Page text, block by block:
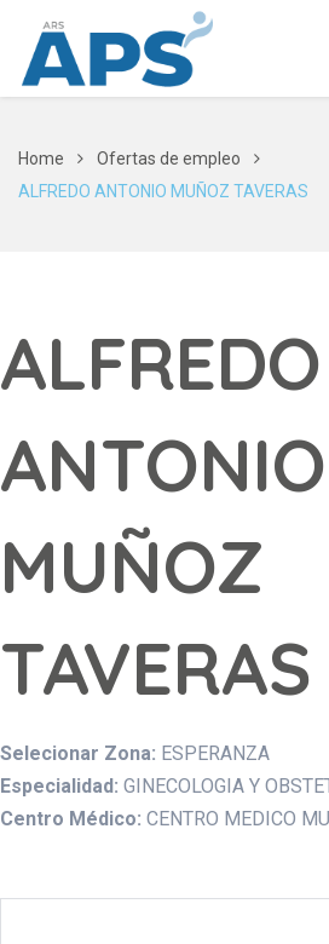
Home
Ofertas de empleo
ALFREDO ANTONIO MUÑOZ TAVERAS
ALFREDO
ANTONIO
MUÑOZ
TAVERAS
Selecionar Zona: ESPERANZA
Especialidad: GINECOLOGIA Y
Centro Médico: CENTRO MEDICO